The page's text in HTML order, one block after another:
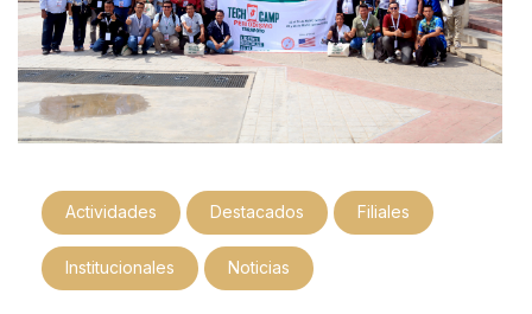
Actividades Destacados Filiales
Institucionales Noticias